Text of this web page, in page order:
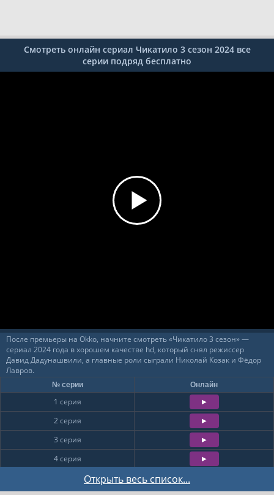
Смотреть онлайн сериал Чикатило 3 сезон 2024 все
серии подряд бесплатно
60%
После премьеры на Okko, начните смотреть «Чикатило 3 сезон» —
сериал 2024 года в хорошем качестве hd, который снял режиссер
Давид Дадунашвили, а главные роли сыграли Николай Козак и Фёдор
Лавров.
Открыть весь список...
№ серии Онлайн
1 серия
2 серия
3 серия
4 серия